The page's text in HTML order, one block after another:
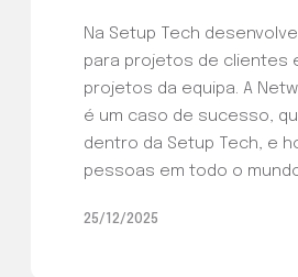
Na Setup Tech
para projetos de clientes
projetos da equipa. A
é um caso de sucesso,
dentro da Setup Tech, e
pessoas em todo o
25/12/2025